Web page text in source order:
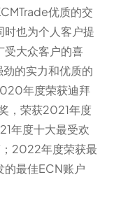
优质的交
也为个人客户提
受大众客户的喜
的实力和优质的
年度荣获迪拜
，荣获2021年度
年度十大最受欢
2022年度荣获最
的最佳ECN账户